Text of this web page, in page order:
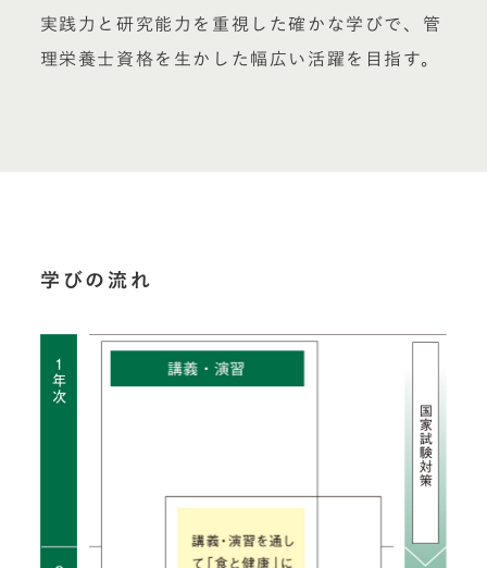
実践力と研究能力を重視した確かな学びで、管
理栄養士資格を生かした幅広い活躍を目指す。
学びの流れ